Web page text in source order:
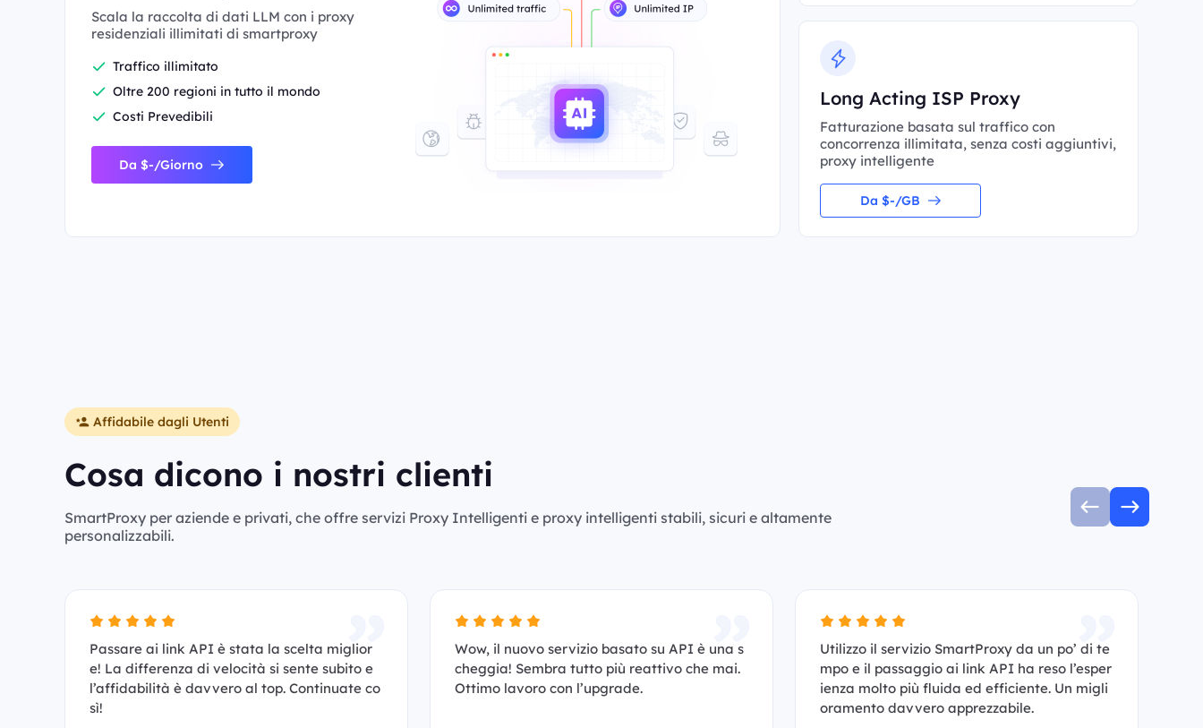
Scala la raccolta di dati LLM con i proxy
residenziali illimitati di smartproxy
Traffico illimitato
Oltre 200 regioni in tutto il mondo
Costi Prevedibili
Da $-/Giorno
Long Acting ISP Proxy
Fatturazione basata sul traffico con
concorrenza illimitata, senza costi aggiuntivi,
proxy intelligente
Da $-/GB
Affidabile dagli Utenti
Cosa dicono i nostri clienti
SmartProxy per aziende e privati, che offre servizi Proxy Intelligenti e proxy intelligenti stabili, sicuri e altamente
personalizzabili.
Passare ai link API è stata la scelta miglior
e! La differenza di velocità si sente subito e
l’affidabilità è davvero al top. Continuate co
sì!
Wow, il nuovo servizio basato su API è una s
cheggia! Sembra tutto più reattivo che mai.
Ottimo lavoro con l’upgrade.
Utilizzo il servizio SmartProxy da un po’ di te
mpo e il passaggio ai link API ha reso l’esper
ienza molto più fluida ed efficiente. Un migli
oramento davvero apprezzabile.